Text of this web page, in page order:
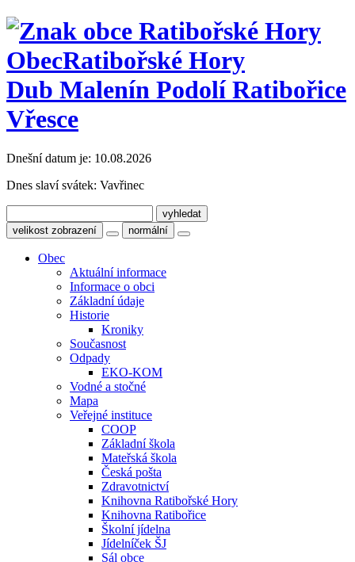
ObecRatibořské Hory
Dub Malenín Podolí Ratibořice
Vřesce
Dnešní datum je: 10.08.2026
Dnes slaví svátek: Vavřinec
velikost zobrazení normální
Obec
Aktuální informace
Informace o obci
Základní údaje
Historie
Kroniky
Současnost
Odpady
EKO-KOM
Vodné a stočné
Mapa
Veřejné instituce
COOP
Základní škola
Mateřská škola
Česká pošta
Zdravotnictví
Knihovna Ratibořské Hory
Knihovna Ratibořice
Školní jídelna
Jídelníček ŠJ
Sál obce